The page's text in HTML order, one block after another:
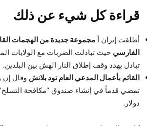
قراءة كل شيء عن ذلك
أطلقت إيران أ مجموعة جديدة من الهجمات
الفارسي حيث تبادلت الضربات مع الولايات
تبادل يهدد وقف إطلاق النار الهش بين البلدين.
القائم بأعمال المدعي العام تود بلانش وقال إن
دولار.